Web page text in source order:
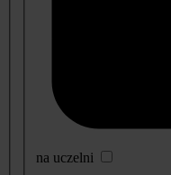
na uczelni